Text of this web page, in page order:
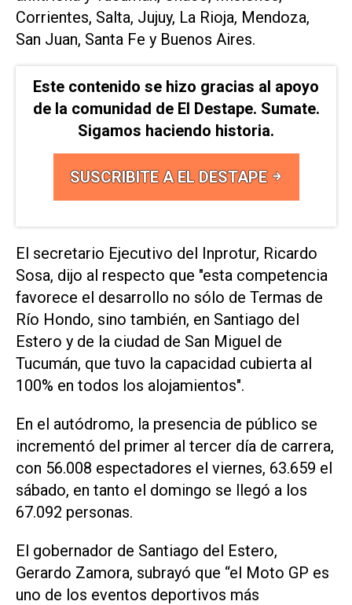
Corrientes, Salta, Jujuy, La Rioja, Mendoza,
San Juan, Santa Fe y Buenos Aires.
Este contenido se hizo gracias al apoyo
de la comunidad de El Destape. Sumate.
Sigamos haciendo historia.
SUSCRIBITE A EL DESTAPE
El secretario Ejecutivo del Inprotur, Ricardo
Sosa, dijo al respecto que "esta competencia
favorece el desarrollo no sólo de Termas de
Río Hondo, sino también, en Santiago del
Estero y de la ciudad de San Miguel de
Tucumán, que tuvo la capacidad cubierta al
100% en todos los alojamientos".
En el autódromo, la presencia de público se
incrementó del primer al tercer día de carrera,
con 56.008 espectadores el viernes, 63.659 el
sábado, en tanto el domingo se llegó a los
67.092 personas.
El gobernador de Santiago del Estero,
Gerardo Zamora, subrayó que “el Moto GP es
uno de los eventos deportivos más